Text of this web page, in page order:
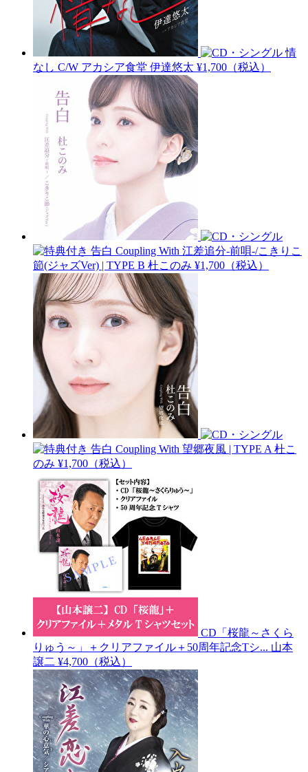
情
なし C/W アカシア食堂 伊達悠太 ¥1,700（税込）
告白 Coupling With 江差追分-前唄-/こきりこ
節(ジャズVer) | TYPE B 杜このみ ¥1,700（税込）
告白 Coupling With 望郷夜風 | TYPE A 杜こ
のみ ¥1,700（税込）
CD「桜龍～さくら
りゅう～」＋クリアファイル＋50周年記念Tシ... 山本
譲二 ¥4,700（税込）